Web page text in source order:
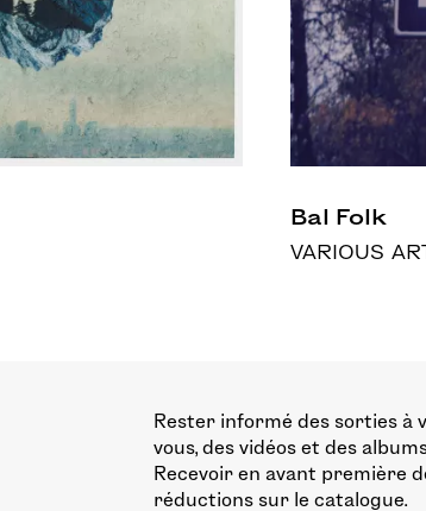
Bal Folk
VARIOUS
Rester informé des sorties à
vous, des vidéos et des
Recevoir en avant première
réductions sur le catalogue.